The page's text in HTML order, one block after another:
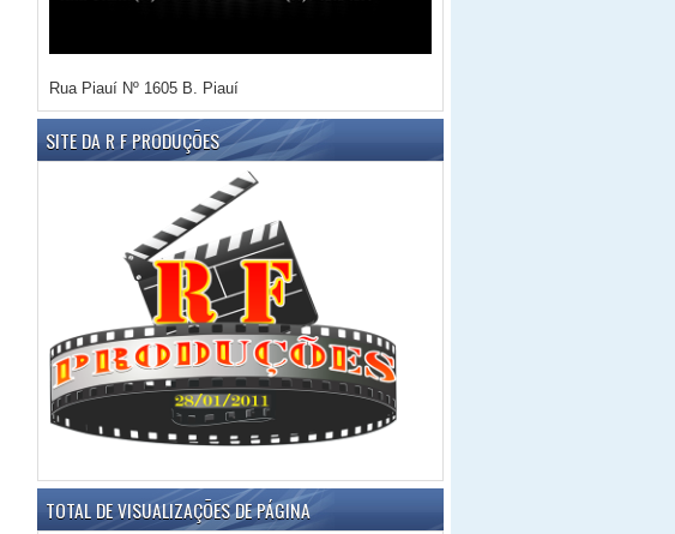
Rua Piauí Nº 1605 B. Piauí
SITE DA R F PRODUÇÕES
TOTAL DE VISUALIZAÇÕES DE PÁGINA